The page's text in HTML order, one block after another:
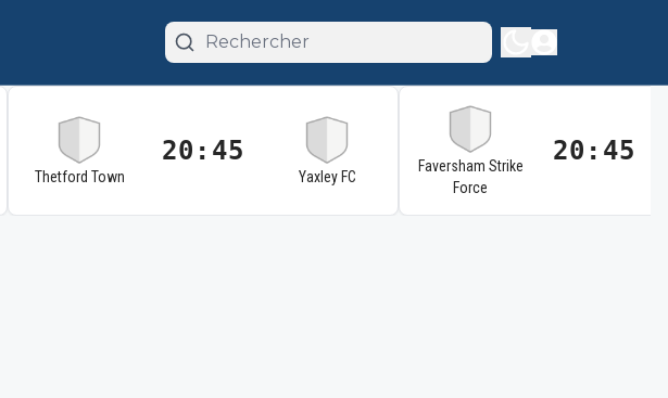
Thetford Town
20:45
Yaxley FC
Faversham Strike
Force
20:45